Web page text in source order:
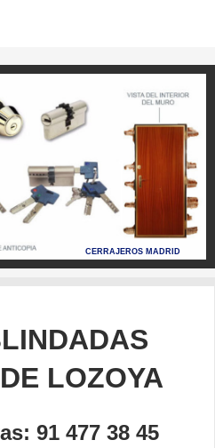
CERRAJEROS MADRID
LOZOYA
91 477 38 45